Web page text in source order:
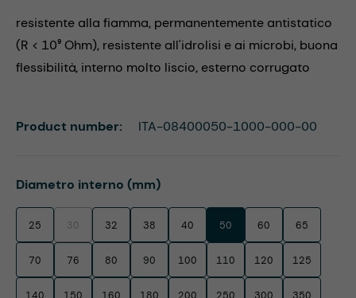
resistente alla fiamma, permanentemente antistatico
(R < 10⁹ Ohm), resistente all'idrolisi e ai microbi, buona
flessibilità, interno molto liscio, esterno corrugato
Select
Diametro interno (mm)
25 30(This option is currently unavailable.)
32 38 40 50 60 65
70 76 80 90 100 110 120 125
Product number: ITA-08400050-1000-000-00